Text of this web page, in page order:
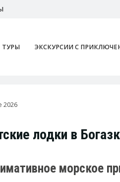
ТУРЫ ЭКСКУРСИИ С
2026
лодки в
морское